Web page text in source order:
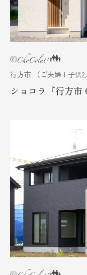
行方市 （ご夫婦+子供2
ショコラ『行方市